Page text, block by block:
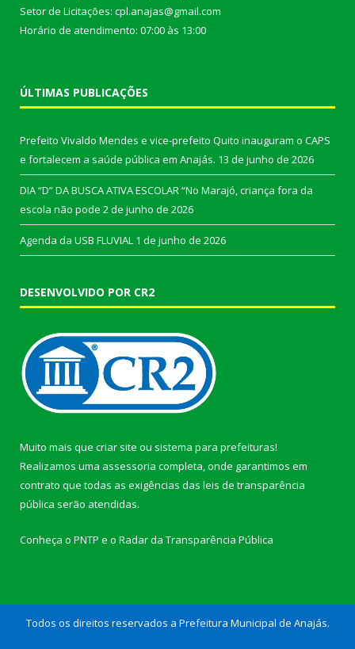
Setor de Licitações: cpl.anajas@gmail.com
Horário de atendimento: 07:00 às 13:00
ÚLTIMAS PUBLICAÇÕES
Prefeito Vivaldo Mendes e vice-prefeito Quito inauguram o CAPS
e fortalecem a saúde pública em Anajás. 13 de junho de 2026
DIA “D” DA BUSCA ATIVA ESCOLAR “No Marajó, criança fora da
escola não pode 2 de junho de 2026
Agenda da USB FLUVIAL 1 de junho de 2026
DESENVOLVIDO POR CR2
Muito mais que criar site ou sistema para prefeituras!
Realizamos uma assessoria completa, onde garantimos em
contrato que todas as exigências das leis de transparência
pública serão atendidas.
Conheça o PNTP e o Radar da Transparência Pública
Todos os direitos reservados a Prefeitura Municipal de Anajás.